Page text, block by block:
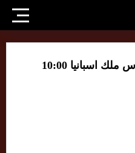
اسبانيا 10:00